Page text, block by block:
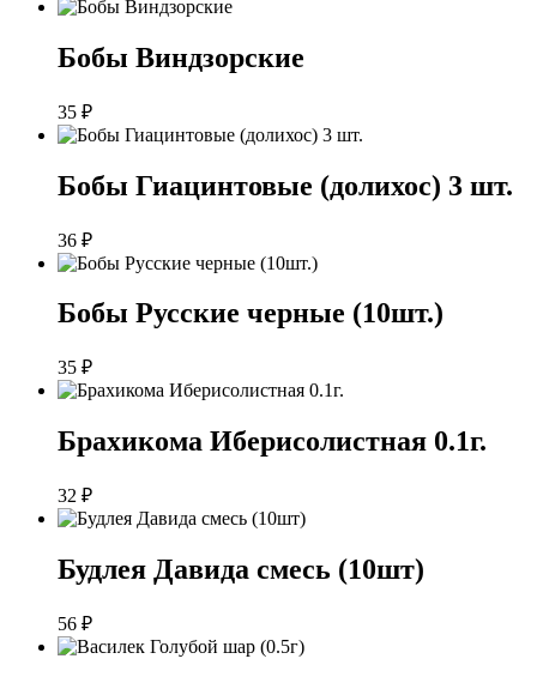
Бобы Виндзорские
35 ₽
Бобы Гиацинтовые (долихос) 3 шт.
36 ₽
Бобы Русские черные (10шт.)
35 ₽
Брахикома Иберисолистная 0.1г.
32 ₽
Будлея Давида смесь (10шт)
56 ₽